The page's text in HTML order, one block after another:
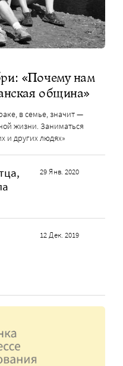
«Почему нам
община»
в семье, значит —
жизни. Заниматься
и других людях»
29 Янв. 2020
12 Дек. 2019